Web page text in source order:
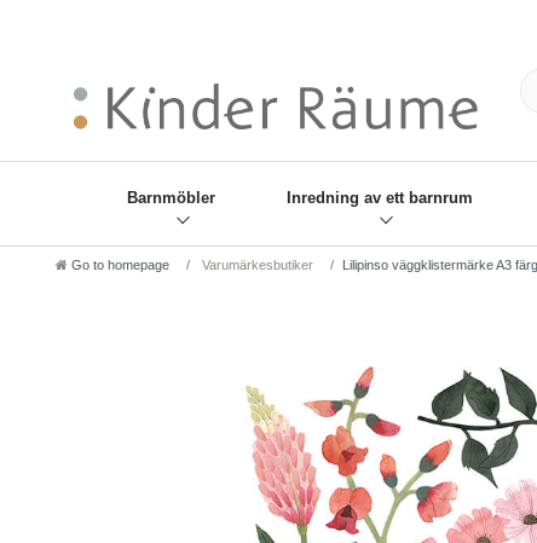
Barnmöbler Inredning av ett barnrum
Go to homepage Varumärkesbutiker Lilipinso väggklistermärke A3